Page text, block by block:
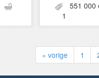
551
1
« vorige 1